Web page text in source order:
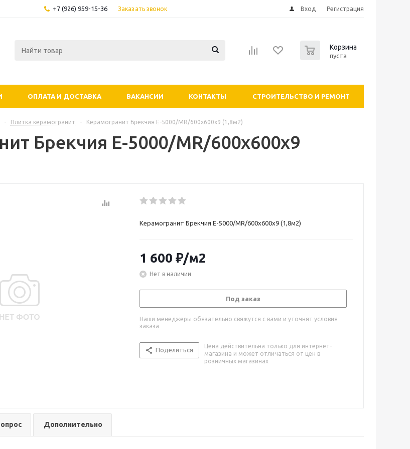
+7 (926) 959-15-36 Заказать звонок Вход Регистрация
Корзина
пуста
ОПЛАТА И ДОСТАВКА ВАКАНСИИ КОНТАКТЫ СТРОИТЕЛЬСТВО И РЕМОНТ
- Плитка керамогранит - Керамогранит Брекчия E-5000/MR/600x600x9 (1,8м2)
Брекчия E-5000/MR/600x600x9
Керамогранит Брекчия E-5000/MR/600x600x9 (1,8м2)
1 600 ₽/м2
Нет в наличии
Под заказ
Наши менеджеры обязательно свяжутся с вами и уточнят условия
заказа
Поделиться
Цена действительна только для интернет-
магазина и может отличаться от цен в
розничных магазинах
Дополнительно